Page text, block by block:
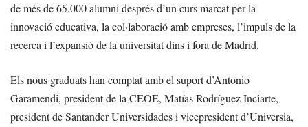
de més de 65.000 alumni després d’un curs marcat per la
innovació educativa, la col·laboració amb empreses, l’impuls de la
recerca i l’expansió de la universitat dins i fora de Madrid.
Els nous graduats han comptat amb el suport d’Antonio
Garamendi, president de la CEOE, Matías Rodríguez Inciarte,
president de Santander Universidades i vicepresident d’Universia,